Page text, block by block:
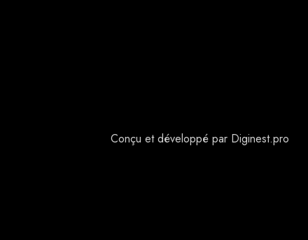
Conçu et développé par Diginest.pro